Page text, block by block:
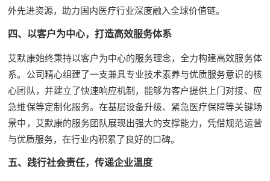
外先进资源，助力国内医疗行业深度融入全球价值链。
四、以客户为中心，打造高效服务体系
艾默康始终秉持以客户为中心的服务理念，全力构建高效服务体
系。公司精心组建了一支兼具专业技术素养与优质服务意识的核
心团队，并建立了快速响应机制，能够为客户提供上门对接、应
急维保等定制化服务。在基层设备升级、紧急医疗保障等关键场
景中，艾默康的服务团队展现出强大的支撑能力，凭借规范运营
与优质服务，在行业内积累了良好的口碑。
五、践行社会责任，传递企业温度